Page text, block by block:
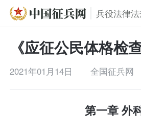
兵役法律
《应征公民体格检
2021年01月14日 全国征兵网
第一章 外